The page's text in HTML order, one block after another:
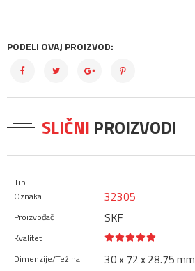
PODELI OVAJ PROIZVOD:
SLIČNI PROIZVODI
32305
SKF
30 x 72 x 28.75 mm